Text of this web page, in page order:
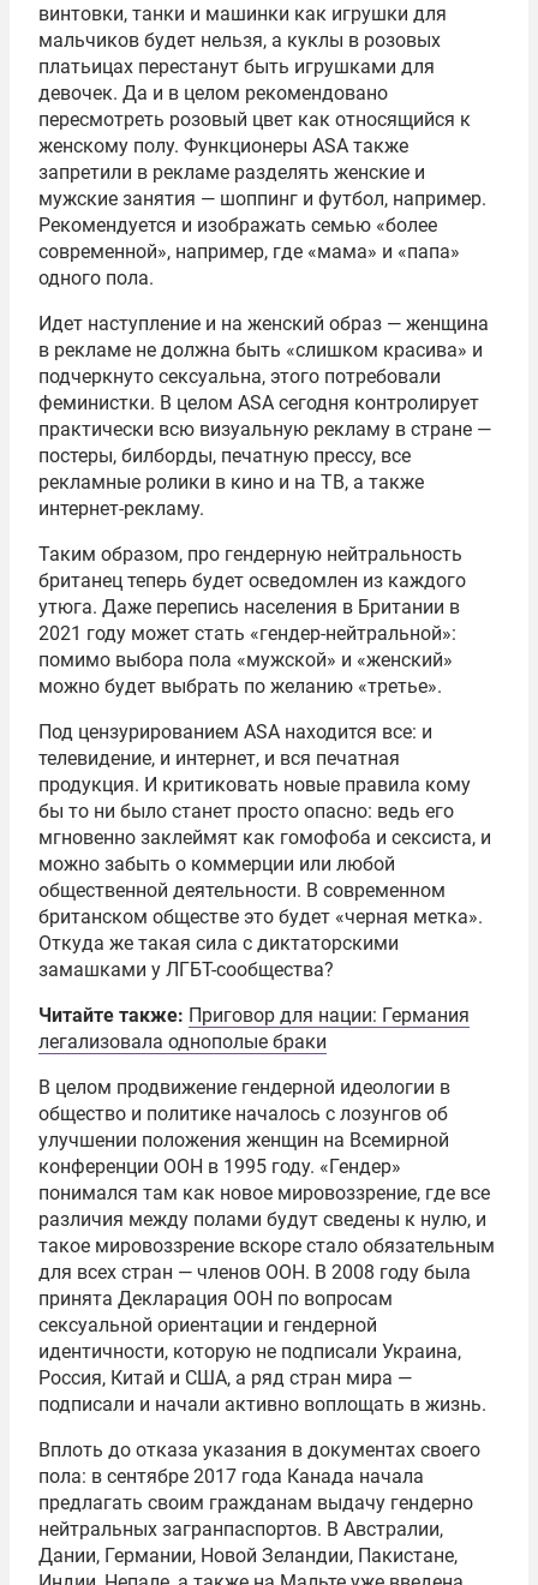
винтовки, танки и машинки как игрушки для
мальчиков будет нельзя, а куклы в розовых
платьицах перестанут быть игрушками для
девочек. Да и в целом рекомендовано
пересмотреть розовый цвет как относящийся к
женскому полу. Функционеры ASA также
запретили в рекламе разделять женские и
мужские занятия — шоппинг и футбол, например.
Рекомендуется и изображать семью «более
современной», например, где «мама» и «папа»
одного пола.
Идет наступление и на женский образ — женщина
в рекламе не должна быть «слишком красива» и
подчеркнуто сексуальна, этого потребовали
феминистки. В целом ASA сегодня контролирует
практически всю визуальную рекламу в стране —
постеры, билборды, печатную прессу, все
рекламные ролики в кино и на ТВ, а также
интернет-рекламу.
Таким образом, про гендерную нейтральность
британец теперь будет осведомлен из каждого
утюга. Даже перепись населения в Британии в
2021 году может стать «гендер-нейтральной»:
помимо выбора пола «мужской» и «женский»
можно будет выбрать по желанию «третье».
Под цензурированием ASA находится все: и
телевидение, и интернет, и вся печатная
продукция. И критиковать новые правила кому
бы то ни было станет просто опасно: ведь его
мгновенно заклеймят как гомофоба и сексиста, и
можно забыть о коммерции или любой
общественной деятельности. В современном
британском обществе это будет «черная метка».
Откуда же такая сила с диктаторскими
замашками у ЛГБТ-сообщества?
Читайте также: Приговор для нации: Германия
легализовала однополые браки
В целом продвижение гендерной идеологии в
общество и политике началось с лозунгов об
улучшении положения женщин на Всемирной
конференции ООН в 1995 году. «Гендер»
понимался там как новое мировоззрение, где все
различия между полами будут сведены к нулю, и
такое мировоззрение вскоре стало обязательным
для всех стран — членов ООН. В 2008 году была
принята Декларация ООН по вопросам
сексуальной ориентации и гендерной
идентичности, которую не подписали Украина,
Россия, Китай и США, а ряд стран мира —
подписали и начали активно воплощать в жизнь.
Вплоть до отказа указания в документах своего
пола: в сентябре 2017 года Канада начала
предлагать своим гражданам выдачу гендерно
нейтральных загранпаспортов. В Австралии,
Дании, Германии, Новой Зеландии, Пакистане,